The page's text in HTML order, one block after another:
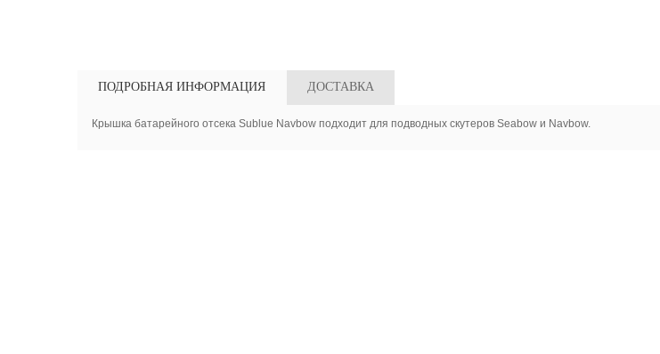
ПОДРОБНАЯ ИНФОРМАЦИЯ ДОСТАВКА
Крышка батарейного отсека Sublue Navbow подходит для подводных скутеров Seabow и Navbow.